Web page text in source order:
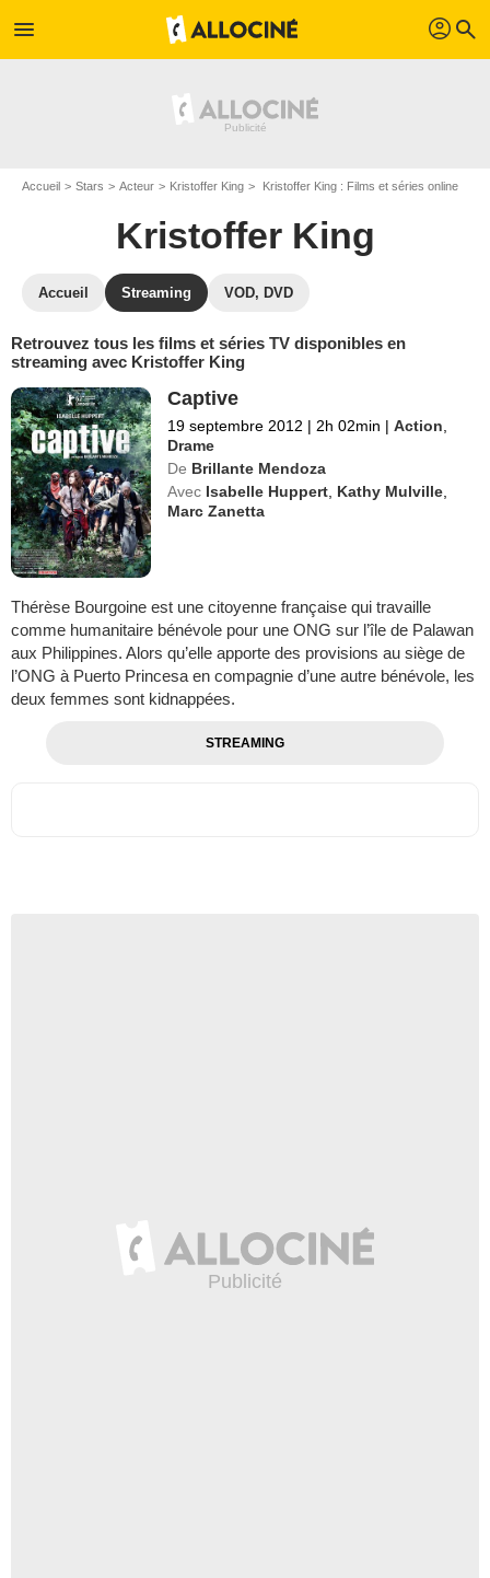
menu profil search
Accueil Stars Acteur Kristoffer King Kristoffer King : Films et séries online
Kristoffer King
Accueil Streaming VOD, DVD
Retrouvez tous les films et séries TV disponibles en
streaming avec Kristoffer King
Captive
19 septembre 2012 | 2h 02min | Action
Drame
De Brillante Mendoza
Avec Isabelle Huppert Kathy Mulville
Marc Zanetta
Thérèse Bourgoine est une citoyenne française qui travaille
comme humanitaire bénévole pour une ONG sur l’île de Palawan
aux Philippines. Alors qu’elle apporte des provisions au siège de
l’ONG à Puerto Princesa en compagnie d’une autre bénévole, les
deux femmes sont kidnappées.
STREAMING